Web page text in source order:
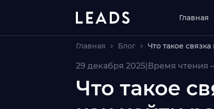
Главная
Главная Блог Что такое
29 декабря 2025| Время чтения
Что такое